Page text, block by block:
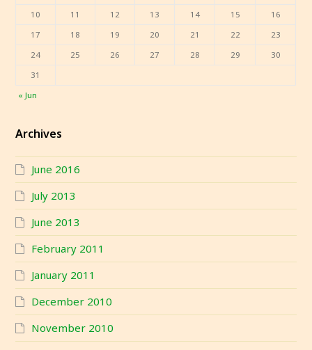
« Jun
10
11 12 13 14 15
16
17
18 19 20 21 22
23
24
25 26 27 28 29
30
31
Archives
June 2016
July 2013
June 2013
February 2011
January 2011
December 2010
November 2010